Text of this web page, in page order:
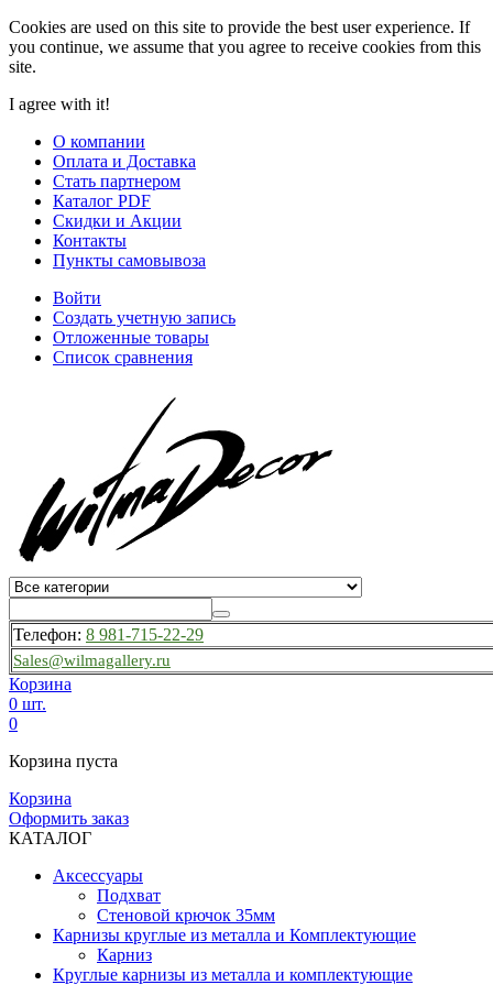
Cookies are used on this site to provide the best user experience. If
you continue, we assume that you agree to receive cookies from this
site.
I agree with it!
О компании
Оплата и Доставка
Стать партнером
Каталог PDF
Скидки и Акции
Контакты
Пункты самовывоза
Войти
Создать учетную запись
Отложенные товары
Список сравнения
Телефон: 8 981-715-22-29
Sales@wilmagallery.ru
Корзина
0 шт.
0
Корзина пуста
Корзина
Оформить заказ
КАТАЛОГ
Аксессуары
Подхват
Стеновой крючок 35мм
Карнизы круглые из металла и Комплектующие
Карниз
Круглые карнизы из металла и комплектующие